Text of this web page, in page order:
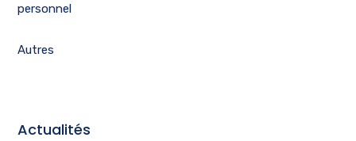
personnel
Autres
Actualités